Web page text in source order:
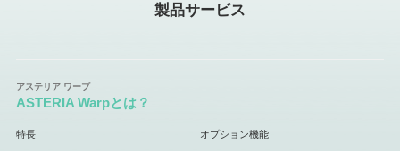
製品サービス
ASTERIA Warpとは？
特長 オプション機能